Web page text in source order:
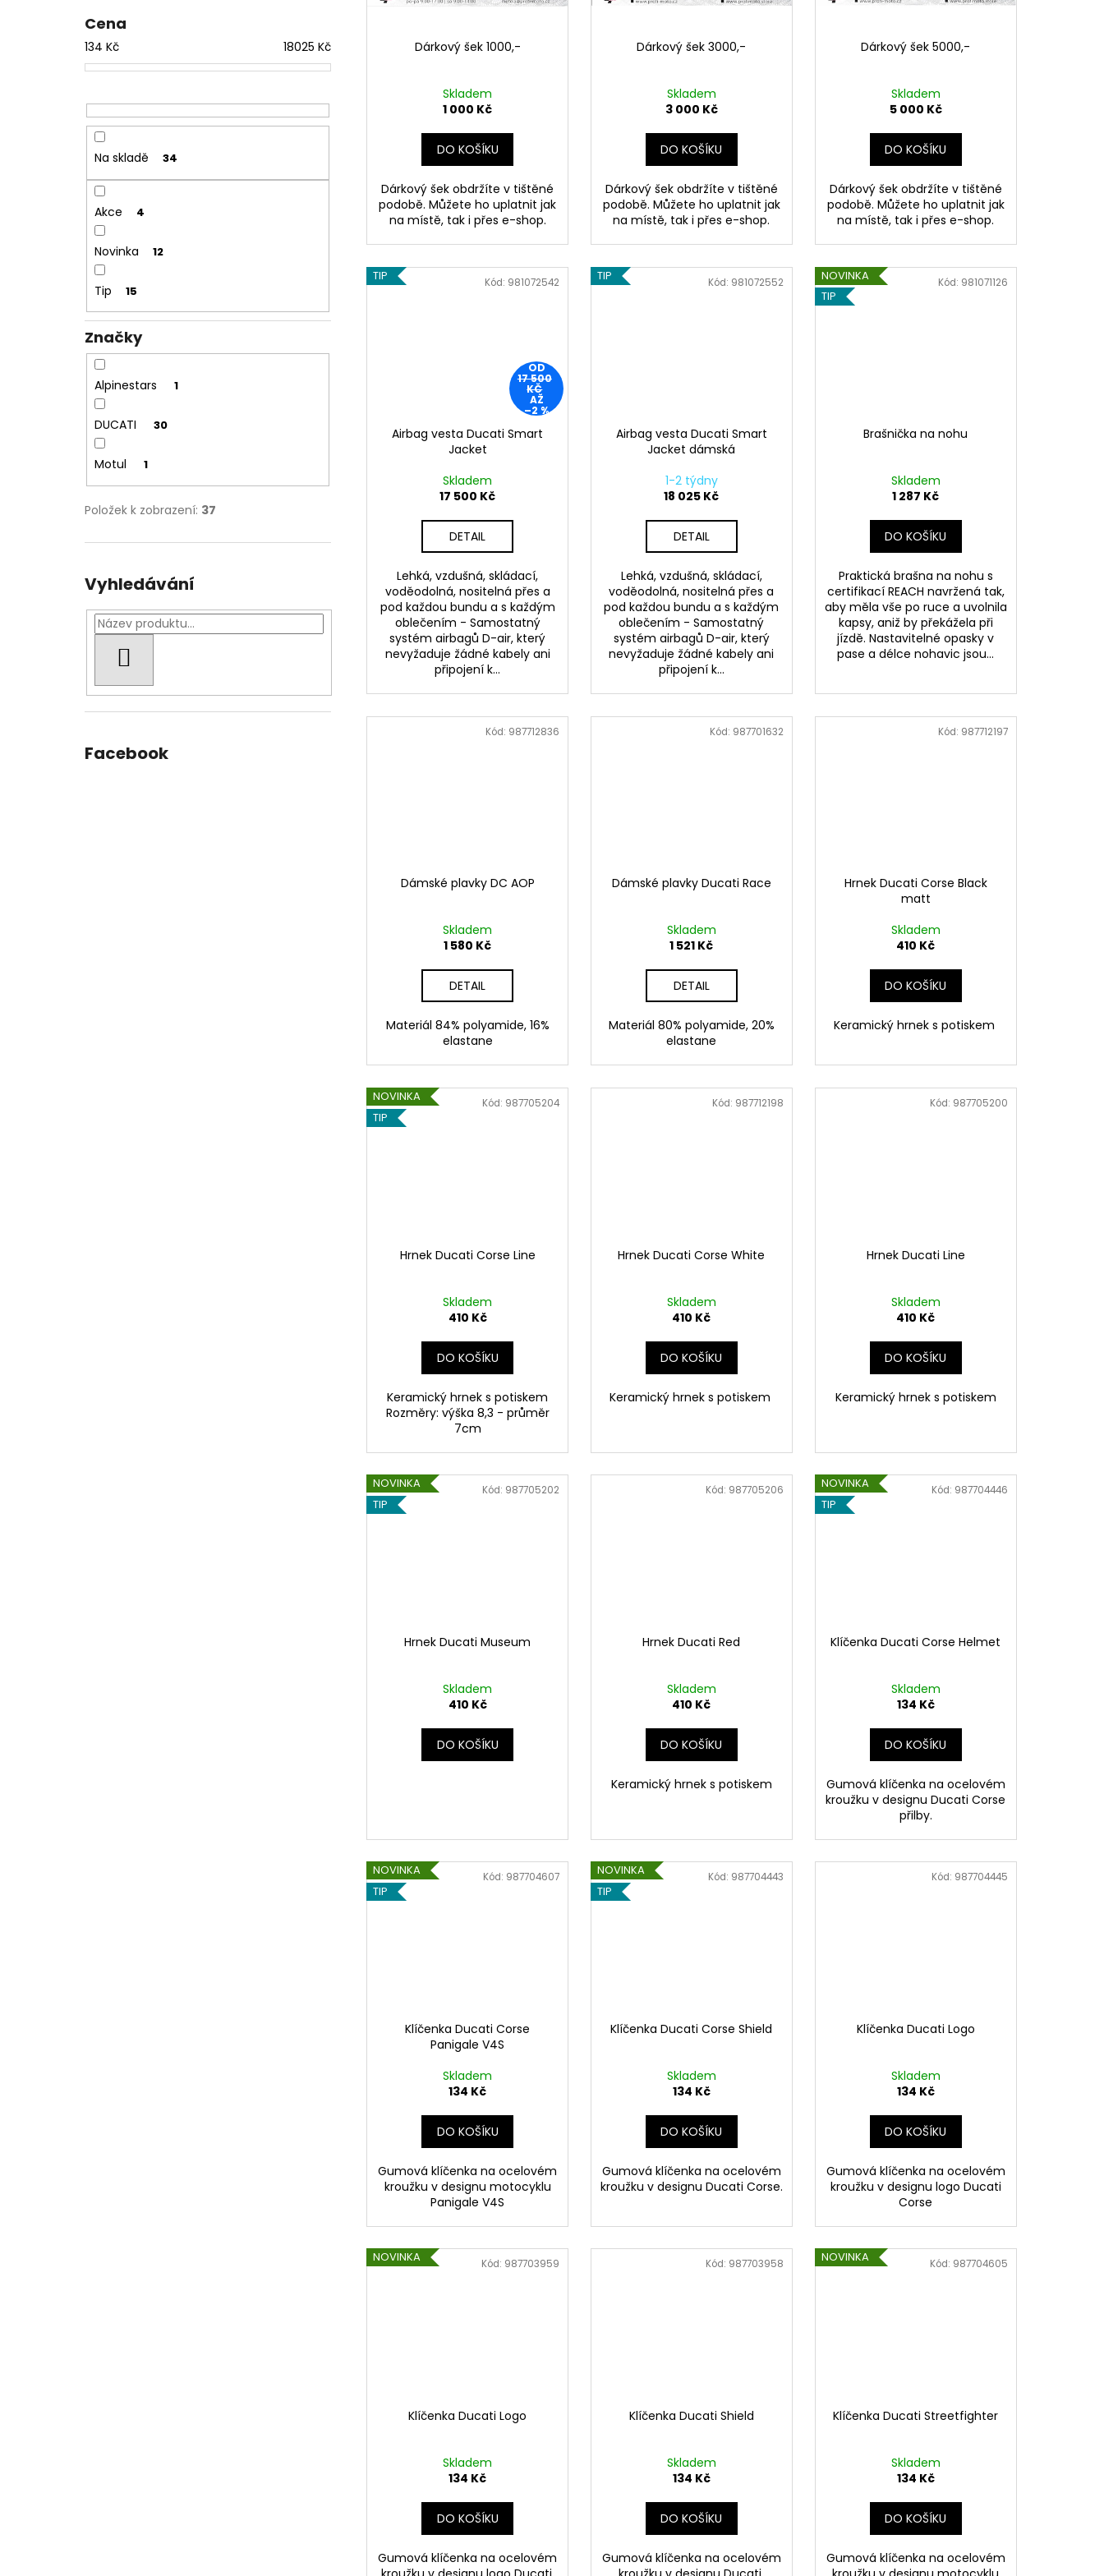
Cena
134 Kč 18025 Kč
Na skladě 34
Akce 4
Novinka 12
Tip 15
Značky
Alpinestars 1
DUCATI 30
Motul 1
Položek k zobrazení: 37
Vyhledávání
Facebook
Dárkový šek 1000,-
Skladem
1 000 Kč
DO KOŠÍKU
Dárkový šek obdržíte v tištěné
podobě. Můžete ho uplatnit jak
na místě, tak i přes e-shop.
Dárkový šek 3000,-
Skladem
3 000 Kč
DO KOŠÍKU
Dárkový šek obdržíte v tištěné
podobě. Můžete ho uplatnit jak
na místě, tak i přes e-shop.
Dárkový šek 5000,-
Skladem
5 000 Kč
DO KOŠÍKU
Dárkový šek obdržíte v tištěné
podobě. Můžete ho uplatnit jak
na místě, tak i přes e-shop.
TIP
OD
17 500
KČ
AŽ
–2 %
Airbag vesta Ducati Smart
Jacket
Skladem
17 500 Kč
DETAIL
Lehká, vzdušná, skládací,
voděodolná, nositelná přes a
pod každou bundu a s každým
oblečením - Samostatný
systém airbagů D-air, který
nevyžaduje žádné kabely ani
připojení k...
Kód: 981072542 TIP
Airbag vesta Ducati Smart
Jacket dámská
1-2 týdny
18 025 Kč
DETAIL
Lehká, vzdušná, skládací,
voděodolná, nositelná přes a
pod každou bundu a s každým
oblečením - Samostatný
systém airbagů D-air, který
nevyžaduje žádné kabely ani
připojení k...
Kód: 981072552
NOVINKA
TIP
Brašnička na nohu
Skladem
1 287 Kč
DO KOŠÍKU
Praktická brašna na nohu s
certifikací REACH navržená tak,
aby měla vše po ruce a uvolnila
kapsy, aniž by překážela při
jízdě. Nastavitelné opasky v
pase a délce nohavic jsou...
Kód: 981071126
Dámské plavky DC AOP
Skladem
1 580 Kč
DETAIL
Materiál 84% polyamide, 16%
elastane
Kód: 987712836
Dámské plavky Ducati Race
Skladem
1 521 Kč
DETAIL
Materiál 80% polyamide, 20%
elastane
Kód: 987701632
Hrnek Ducati Corse Black
matt
Skladem
410 Kč
DO KOŠÍKU
Keramický hrnek s potiskem
Kód: 987712197
NOVINKA
TIP
Hrnek Ducati Corse Line
Skladem
410 Kč
DO KOŠÍKU
Keramický hrnek s potiskem
Rozměry: výška 8,3 - průměr
7cm
Kód: 987705204
Hrnek Ducati Corse White
Skladem
410 Kč
DO KOŠÍKU
Keramický hrnek s potiskem
Kód: 987712198
Hrnek Ducati Line
Skladem
410 Kč
DO KOŠÍKU
Keramický hrnek s potiskem
Kód: 987705200
NOVINKA
TIP
Hrnek Ducati Museum
Skladem
410 Kč
DO KOŠÍKU
Kód: 987705202
Hrnek Ducati Red
Skladem
410 Kč
DO KOŠÍKU
Keramický hrnek s potiskem
Kód: 987705206
NOVINKA
TIP
Klíčenka Ducati Corse Helmet
Skladem
134 Kč
DO KOŠÍKU
Gumová klíčenka na ocelovém
kroužku v designu Ducati Corse
přilby.
Kód: 987704446
NOVINKA
TIP
Klíčenka Ducati Corse
Panigale V4S
Skladem
134 Kč
DO KOŠÍKU
Gumová klíčenka na ocelovém
kroužku v designu motocyklu
Panigale V4S
Kód: 987704607
NOVINKA
TIP
Klíčenka Ducati Corse Shield
Skladem
134 Kč
DO KOŠÍKU
Gumová klíčenka na ocelovém
kroužku v designu Ducati Corse.
Kód: 987704443
Klíčenka Ducati Logo
Skladem
134 Kč
DO KOŠÍKU
Gumová klíčenka na ocelovém
kroužku v designu logo Ducati
Corse
Kód: 987704445
NOVINKA
Klíčenka Ducati Logo
Skladem
134 Kč
DO KOŠÍKU
Gumová klíčenka na ocelovém
Kód: 987703959
Klíčenka Ducati Shield
Skladem
134 Kč
DO KOŠÍKU
Gumová klíčenka na ocelovém
Kód: 987703958 NOVINKA
Klíčenka Ducati Streetfighter
Skladem
134 Kč
DO KOŠÍKU
Gumová klíčenka na ocelovém
Kód: 987704605
1 044 Kč
1 029 Kč